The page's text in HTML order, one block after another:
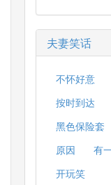
夫妻笑话
不怀好意
按时到达
黑色保险套
原因
有
开玩笑